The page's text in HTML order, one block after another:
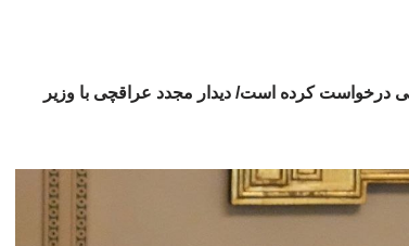
درخواست کرده است/ دیدار مجدد عراقچی با وزیر